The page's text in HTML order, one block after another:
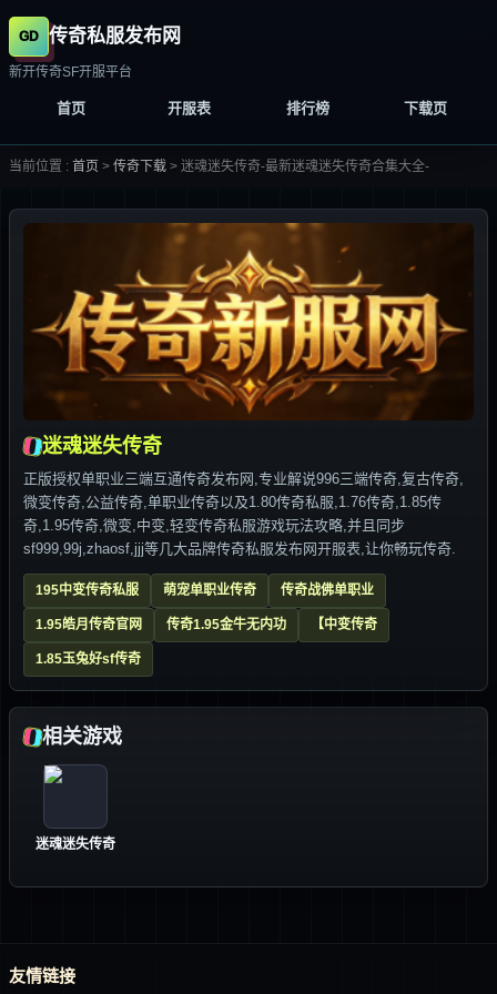
传奇私服发布网
新开传奇SF开服平台
首页 开服表 排行榜 下载页
当前位置 : 首页 > 传奇下载 > 迷魂迷失传奇-最新迷魂迷失传奇合集大全-
迷魂迷失传奇
正版授权单职业三端互通传奇发布网,专业解说996三端传奇,复古传奇,
微变传奇,公益传奇,单职业传奇以及1.80传奇私服,1.76传奇,1.85传
奇,1.95传奇,微变,中变,轻变传奇私服游戏玩法攻略,并且同步
sf999,99j,zhaosf,jjj等几大品牌传奇私服发布网开服表,让你畅玩传奇.
195中变传奇私服 萌宠单职业传奇 传奇战佛单职业
1.95皓月传奇官网 传奇1.95金牛无内功 【中变传奇
1.85玉兔好sf传奇
相关游戏
迷魂迷失传奇
友情链接